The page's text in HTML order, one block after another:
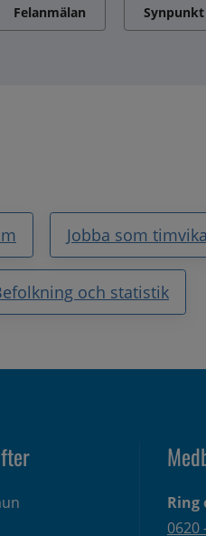
Felanmälan
Jobba som
och statistik
Ring
0620